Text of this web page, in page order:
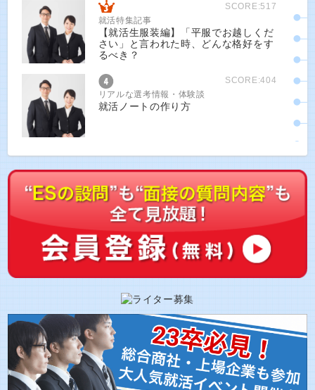
SCORE:517
就活特集記事
【就活生服装編】「平服でお越しくだ
さい」と言われた時、どんな格好をす
るべき？
SCORE:404
リアルな選考情報・体験談
就活ノートの作り方